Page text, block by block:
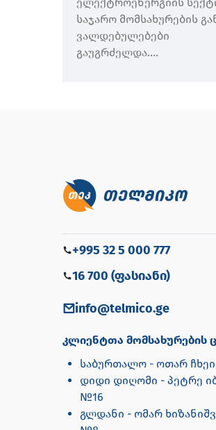
საჯარო მომსახურების
ვალდებულებები
გაუგრძელდა....
+995 32 5 000 777
16 700 (ფასიანი)
info@telmico.ge
კლიენტთა მომსახურების
საბურთალო - ოთარ
დიდი დიღომი - პეტრე
№16
გლდანი - ომარ